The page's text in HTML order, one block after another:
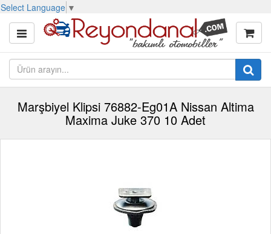
Select Language ▼
Marşbiyel Klipsi 76882-Eg01A Nissan Altima
Maxima Juke 370 10 Adet